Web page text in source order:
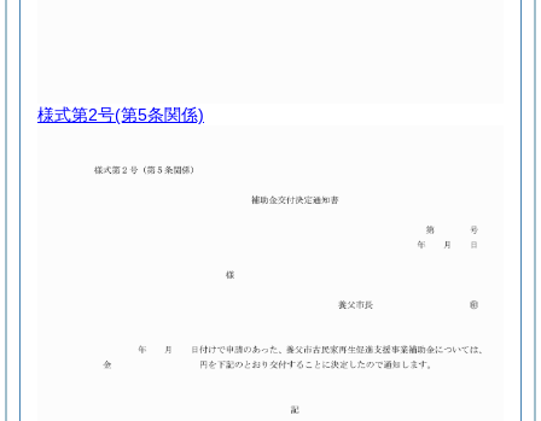
様式第2号(第5条関係)